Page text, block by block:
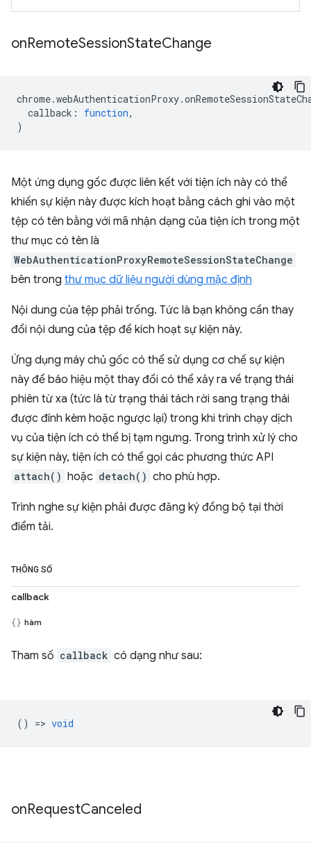
onRemoteSessionStateChange
chrome.webAuthenticationProxy.
callback : function,
)
Một ứng dụng gốc được liên kết với tiện ích này có thể
khiến sự kiện này được kích hoạt bằng cách ghi vào một
tệp có tên bằng với mã nhận dạng của tiện ích trong một
thư mục có tên là
WebAuthenticationProxyRemoteSessionStateChange
bên trong thư mục dữ liệu người dùng mặc định
Nội dung của tệp phải trống. Tức là bạn không cần thay
đổi nội dung của tệp để kích hoạt sự kiện này.
Ứng dụng máy chủ gốc có thể sử dụng cơ chế sự kiện
này để báo hiệu một thay đổi có thể xảy ra về trạng thái
phiên từ xa (tức là từ trạng thái tách rời sang trạng thái
được đính kèm hoặc ngược lại) trong khi trình chạy dịch
vụ của tiện ích có thể bị tạm ngưng. Trong trình xử lý cho
sự kiện này, tiện ích có thể gọi các phương thức API
attach() hoặc detach() cho phù hợp.
Trình nghe sự kiện phải được đăng ký đồng bộ tại thời
điểm tải.
THÔNG SỐ
callback
hàm
Tham số callback có dạng như sau:
() => void
onRequestCanceled